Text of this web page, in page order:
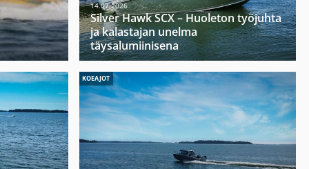
14.07.2026
Silver Hawk SCX – Huoleton työjuhta
ja kalastajan unelma
täysalumiinisena
KOEAJOT